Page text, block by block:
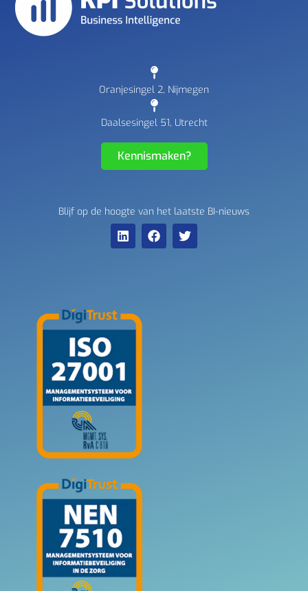
Oranjesingel 2, Nijmegen
Daalsesingel 51, Utrecht
Kennismaken?
Blijf op de hoogte van het laatste BI-nieuws